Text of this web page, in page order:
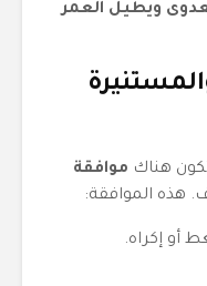
ويطيل العمر
هناك موافقة
هذه الموافقة:
أو إكراه.